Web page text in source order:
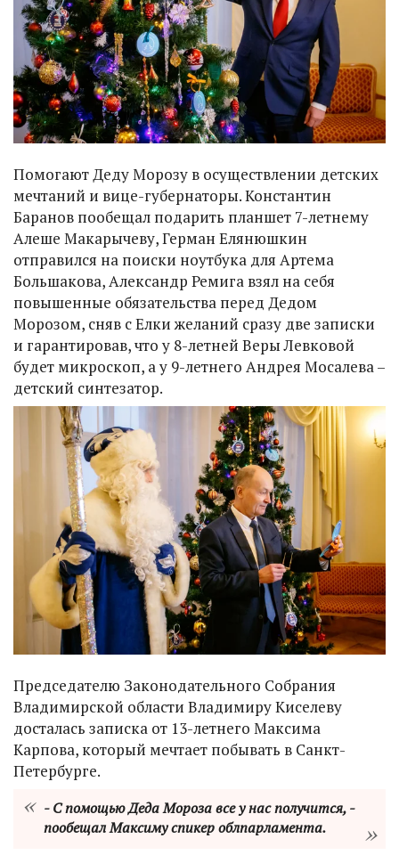
Помогают Деду Морозу в осуществлении детских
мечтаний и вице-губернаторы. Константин
Баранов пообещал подарить планшет 7-летнему
Алеше Макарычеву, Герман Елянюшкин
отправился на поиски ноутбука для Артема
Большакова, Александр Ремига взял на себя
повышенные обязательства перед Дедом
Морозом, сняв с Елки желаний сразу две записки
и гарантировав, что у 8-летней Веры Левковой
будет микроскоп, а у 9-летнего Андрея Мосалева –
детский синтезатор.
Председателю Законодательного Собрания
Владимирской области Владимиру Киселеву
досталась записка от 13-летнего Максима
Карпова, который мечтает побывать в Санкт-
Петербурге.
- С помощью Деда Мороза все у нас получится, -
пообещал Максиму спикер облпарламента.